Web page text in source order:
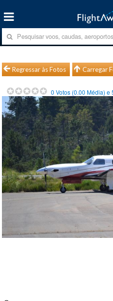
Regressar às Fotos Carregar
0 Votos (0.00 Média) e